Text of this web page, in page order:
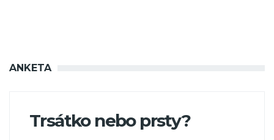
ANKETA
Trsátko nebo prsty?